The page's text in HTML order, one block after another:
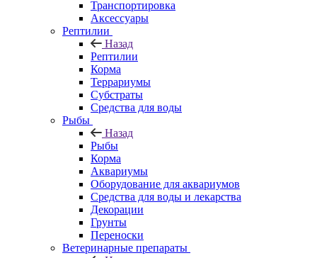
Транспортировка
Аксессуары
Рептилии
Назад
Рептилии
Корма
Террариумы
Субстраты
Средства для воды
Рыбы
Назад
Рыбы
Корма
Аквариумы
Оборудование для аквариумов
Средства для воды и лекарства
Декорации
Грунты
Переноски
Ветеринарные препараты